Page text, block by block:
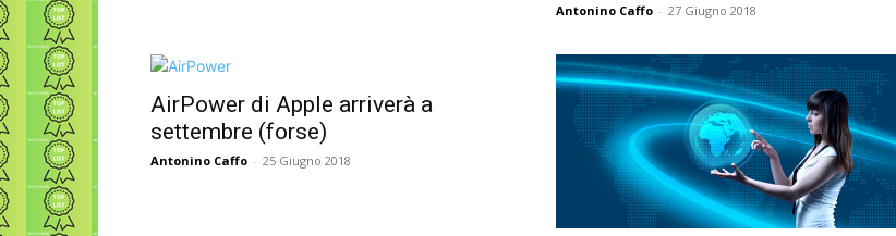
Antonino Caffo - 27 Giugno 2018
AirPower di Apple arriverà a
settembre (forse)
Antonino Caffo - 25 Giugno 2018